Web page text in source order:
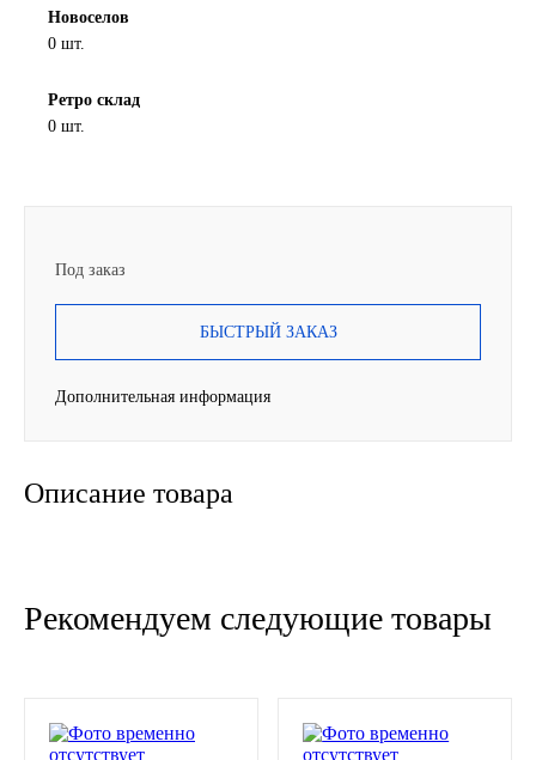
Petro Canada
SHELL
TOTAL
ZIC
Новоуфимский НПЗ
Новоселов
0 шт.
Ретро склад
0 шт.
Под заказ
БЫСТРЫЙ ЗАКАЗ
Дополнительная информация
Описание товара
Рекомендуем следующие товары